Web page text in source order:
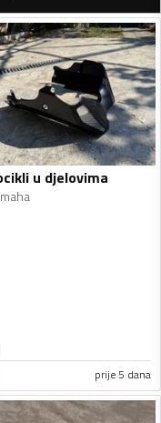
u djelovima
prije 5 dana